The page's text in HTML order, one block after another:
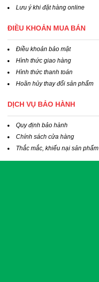
Lưu ý khi đặt hàng online
ĐIỀU KHOẢN MUA BÁN
Điều khoản bảo mật
Hình thức giao hàng
Hình thức thanh toán
Hoãn hủy thay đổi sản phẩm
DỊCH VỤ BẢO HÀNH
Quy định bảo hành
Chính sách cửa hàng
Thắc mắc, khiếu nại sản phẩm